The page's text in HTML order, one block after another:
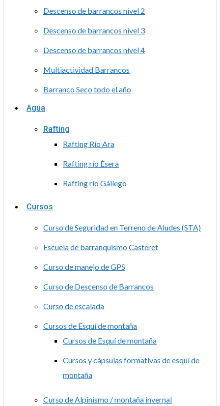
Descenso de barrancos nivel 2
Descenso de barrancos nivel 3
Descenso de barrancos nivel 4
Multiactividad Barrancos
Barranco Seco todo el año
Agua
Rafting
Rafting Río Ara
Rafting río Ésera
Rafting río Gállego
Cursos
Curso de Seguridad en Terreno de Aludes (STA)
Escuela de barranquismo Casteret
Curso de manejo de GPS
Curso de Descenso de Barrancos
Curso de escalada
Cursos de Esquí de montaña
Cursos de Esquí de montaña
Cursos y cápsulas formativas de esquí de
montaña
Curso de Alpinismo / montaña invernal